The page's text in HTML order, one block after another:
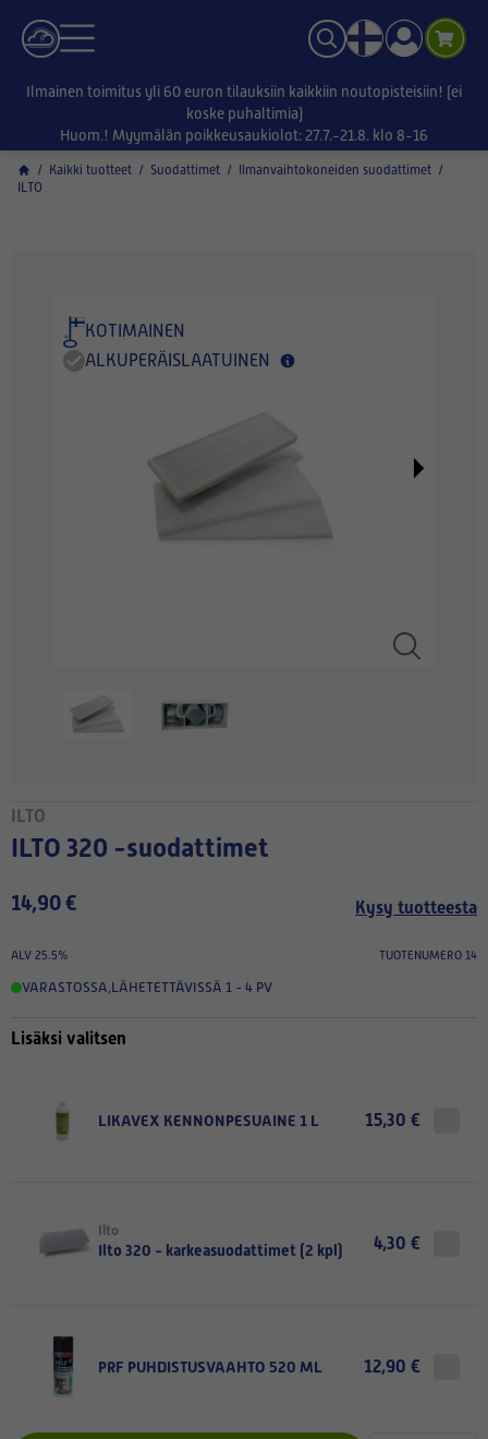
Ilmainen toimitus yli 60 euron tilauksiin kaikkiin noutopisteisiin! (ei
koske puhaltimia)
Huom.! Myymälän poikkeusaukiolot: 27.7.-21.8. klo 8-16
/ Kaikki tuotteet / Suodattimet / Ilmanvaihtokoneiden suodattimet /
ILTO
KOTIMAINEN
ALKUPERÄISLAATUINEN
ILTO
ILTO 320 -suodattimet
14,90 € Kysy tuotteesta
ALV 25.5% TUOTENUMERO 14
VARASTOSSA,LÄHETETTÄVISSÄ 1 - 4 PV
Lisäksi valitsen
LIKAVEX KENNONPESUAINE 1 L 15,30 €
Ilto
Ilto 320 - karkeasuodattimet (2 kpl) 4,30 €
PRF PUHDISTUSVAAHTO 520 ML 12,90 €